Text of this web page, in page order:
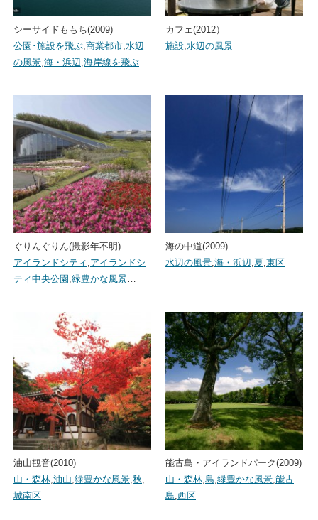
シーサイドももち(2009)
公園･施設を飛ぶ,商業都市,水辺
の風景,海・浜辺,海岸線を飛ぶ…
カフェ(2012）
施設,水辺の風景
ぐりんぐりん(撮影年不明)
アイランドシティ ,アイランドシ
ティ中央公園 ,緑豊かな風景…
海の中道(2009)
水辺の風景,海・浜辺,夏,東区
油山観音(2010)
山・森林,油山,緑豊かな風景,秋,
城南区
能古島・アイランドパーク(2009)
山・森林,島,緑豊かな風景,能古
島,西区